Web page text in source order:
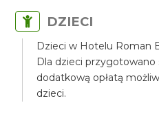
DZIECI
Dzieci w Hotelu Roman
Dla dzieci przygotowano
dodatkową opłatą
dzieci.